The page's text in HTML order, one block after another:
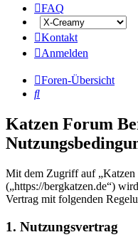
FAQ
Kontakt
Anmelden
Foren-Übersicht
Suche
Katzen Forum
Mit dem Zugriff auf „Katzen
(„https://bergkatzen.de“)
Vertrag mit folgenden
1. Nutzungsvertrag